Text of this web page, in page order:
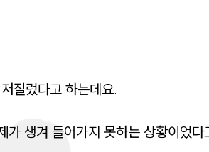
법률 블로그
질렀다고 하는데요.
가 생겨 들어가지 못하는 상황이었다